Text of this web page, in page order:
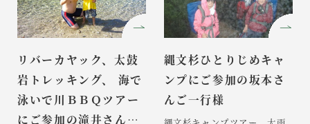
ちよかったですねー！ 朝から
島を１周した後、標高１３０
川 […]
は大成功でしたね！！ 一
気に川で冷やしたソーメンは
おいしかったですねー 伊藤さ
んからの声 青木さん！お久し
ぶりです。8月3，4日に縄文
杉ひと […]
リバーカヤック、太鼓
岩トレッキング、 海で
泳いで川ＢＢＱツアー
にご参加の滝井さん…
縄文杉ひとりじめキャ
ンプにご参加の坂本さ
んご一行様